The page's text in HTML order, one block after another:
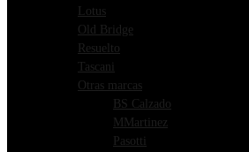
Lotus
Old Bridge
Resuelto
Tascani
Otras marcas
BS Calzado
MMartinez
Pasotti